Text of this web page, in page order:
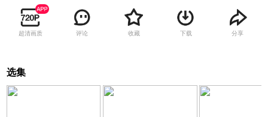
超清画质 评论 收藏 下载 分享
选集